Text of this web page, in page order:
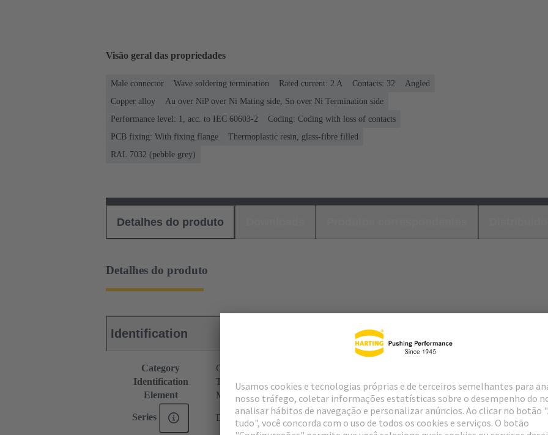
Visão geral das propriedades
Male connector Wave soldering termination Rated current: ‌2 A Contacts: 32
Angled
Copper alloy
Au over NiP over Ni Mating side, Sn over Ni Termination side
Performance level: 1, acc. to IEC 60603-2
Coding: Coding with loss of contacts
PCB fixing: With fixing flange
Thermoplastic resin, glass-fibre filled
RAL 7032 (pebble grey)
Detalhes do produto
Detalhes do produto
Identification
Category
Connectors
Identification
Type M
Element
Male connector
Series DIN 41612